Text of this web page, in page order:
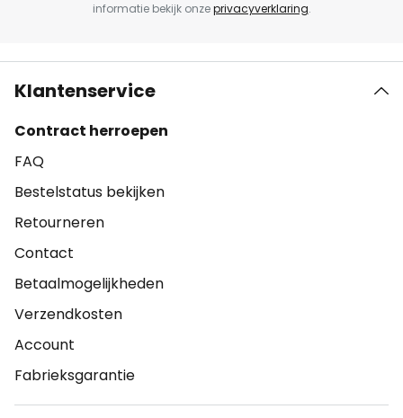
informatie bekijk onzeprivacyverklaring.
Klantenservice
Contract herroepen
FAQ
Bestelstatus bekijken
Retourneren
Contact
Betaalmogelijkheden
Verzendkosten
Account
Fabrieksgarantie